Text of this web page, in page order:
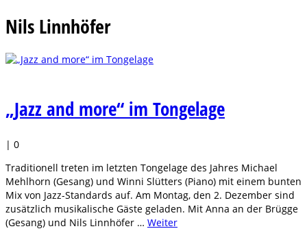
Nils Linnhöfer
„Jazz and more“ im Tongelage
| 0
Traditionell treten im letzten Tongelage des Jahres Michael
Mehlhorn (Gesang) und Winni Slütters (Piano) mit einem bunten
Mix von Jazz-Standards auf. Am Montag, den 2. Dezember sind
zusätzlich musikalische Gäste geladen. Mit Anna an der Brügge
(Gesang) und Nils Linnhöfer … Weiter